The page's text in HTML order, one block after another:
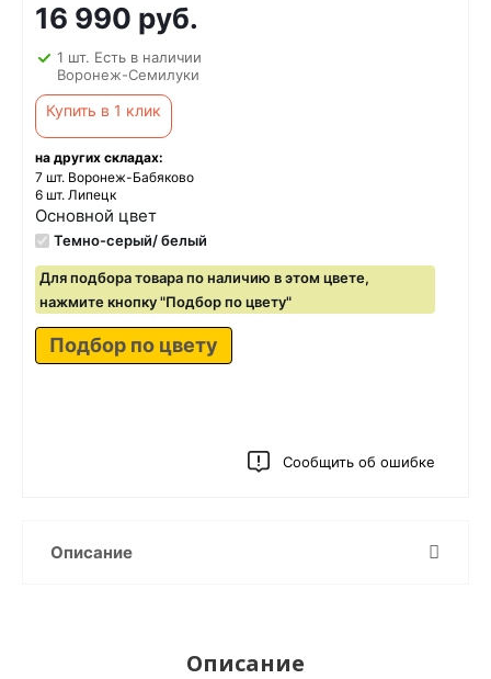
16 990 руб.
1 шт. Есть в наличии
Воронеж-Семилуки
Купить в 1 клик
на других складах:
7 шт. Воронеж-Бабяково
6 шт. Липецк
Основной цвет
Темно-серый/ белый
Для подбора товара по наличию в этом цвете,
нажмите кнопку "Подбор по цвету"
Подбор по цвету
Сообщить об ошибке
Описание
Описание